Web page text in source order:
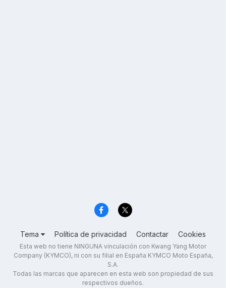
Tema Política de privacidad Contactar Cookies
Esta web no tiene NINGUNA vinculación con Kwang Yang Motor
Company (KYMCO), ni con su filial en España KYMCO Moto España,
S.A.
Todas las marcas que aparecen en esta web son propiedad de sus
respectivos dueños.